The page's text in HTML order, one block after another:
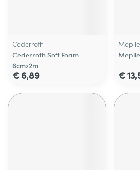
Cederroth
Cederroth Soft Foam
6cmx2m
€ 6,89 €